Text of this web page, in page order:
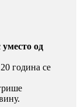
од
година се